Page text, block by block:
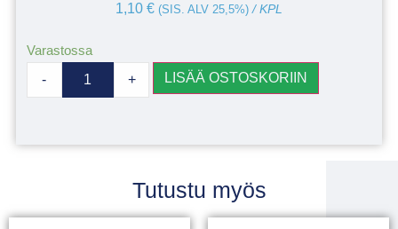
1,10 € (SIS. ALV 25,5%) / KPL
Varastossa
- + LISÄÄ OSTOSKORIIN
Tutustu myös